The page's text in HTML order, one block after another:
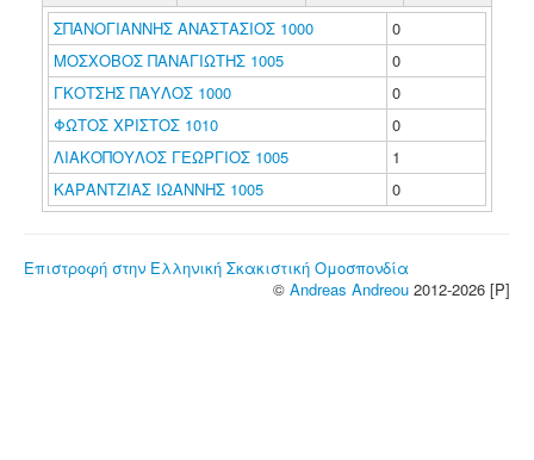
ΣΠΑΝΟΓΙΑΝΝΗΣ ΑΝΑΣΤΑΣΙΟΣ 1000
0
ΜΟΣΧΟΒΟΣ ΠΑΝΑΓΙΩΤΗΣ 1005
0
ΓΚΟΤΣΗΣ ΠΑΥΛΟΣ 1000
0
ΦΩΤΟΣ ΧΡΙΣΤΟΣ 1010
0
ΛΙΑΚΟΠΟΥΛΟΣ ΓΕΩΡΓΙΟΣ 1005
1
ΚΑΡΑΝΤΖΙΑΣ ΙΩΑΝΝΗΣ 1005
0
Επιστροφή στην Ελληνική Σκακιστική Ομοσπονδία
© Andreas Andreou 2012-2026 [P]